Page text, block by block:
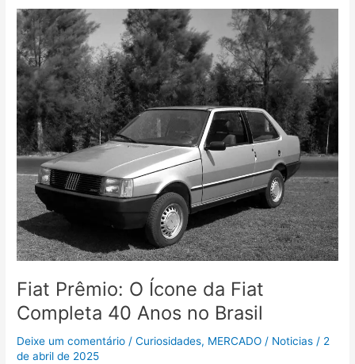
Fiat Prêmio: O Ícone da Fiat
Completa 40 Anos no Brasil
Deixe um comentário /Curiosidades, MERCADO / Noticias/ 2
de abril de 2025
Fiat
Prêmio:
O
Ícone
da
Fiat
Completa
40
Anos
no
Brasil